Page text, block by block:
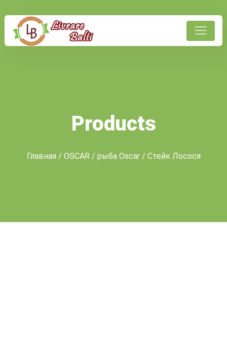
Products
Главная / OSCAR/ рыба Oscar/ Стейк Лосося